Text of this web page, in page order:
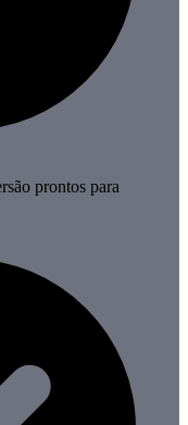
prontos para